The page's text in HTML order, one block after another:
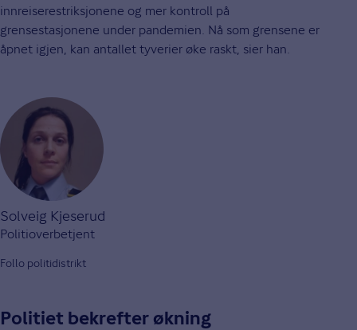
innreiserestriksjonene og mer kontroll på
grensestasjonene under pandemien. Nå som grensene er
åpnet igjen, kan antallet tyverier øke raskt, sier han.
Solveig Kjeserud
Politioverbetjent
Follo politidistrikt
Politiet bekrefter økning